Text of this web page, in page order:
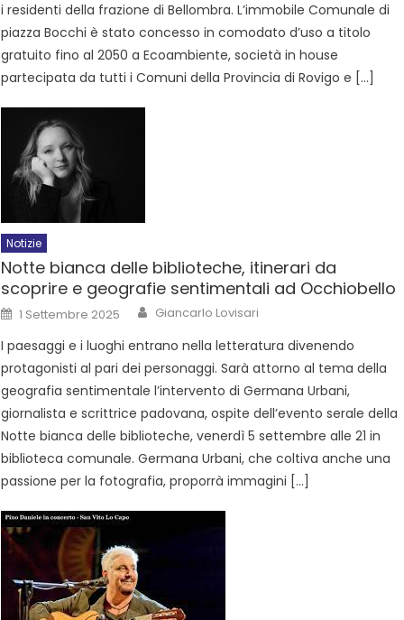
i residenti della frazione di Bellombra. L’immobile Comunale di
piazza Bocchi è stato concesso in comodato d’uso a titolo
gratuito fino al 2050 a Ecoambiente, società in house
partecipata da tutti i Comuni della Provincia di Rovigo e […]
Notizie
Notte bianca delle biblioteche, itinerari da
scoprire e geografie sentimentali ad Occhiobello
1 Settembre 2025 Giancarlo Lovisari
I paesaggi e i luoghi entrano nella letteratura divenendo
protagonisti al pari dei personaggi. Sarà attorno al tema della
geografia sentimentale l’intervento di Germana Urbani,
giornalista e scrittrice padovana, ospite dell’evento serale della
Notte bianca delle biblioteche, venerdì 5 settembre alle 21 in
biblioteca comunale. Germana Urbani, che coltiva anche una
passione per la fotografia, proporrà immagini […]